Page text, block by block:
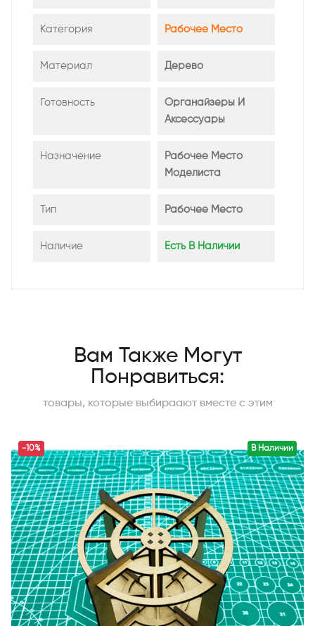
Категория Рабочее Место
Материал Дерево
Готовность
Органайзеры И
Аксессуары
Назначение
Рабочее Место
Моделиста
Тип Рабочее Место
Наличие Есть В Наличии
Вам Также Могут
Понравиться:
товары, которые выбираают вместе с этим
В Наличии
-10%